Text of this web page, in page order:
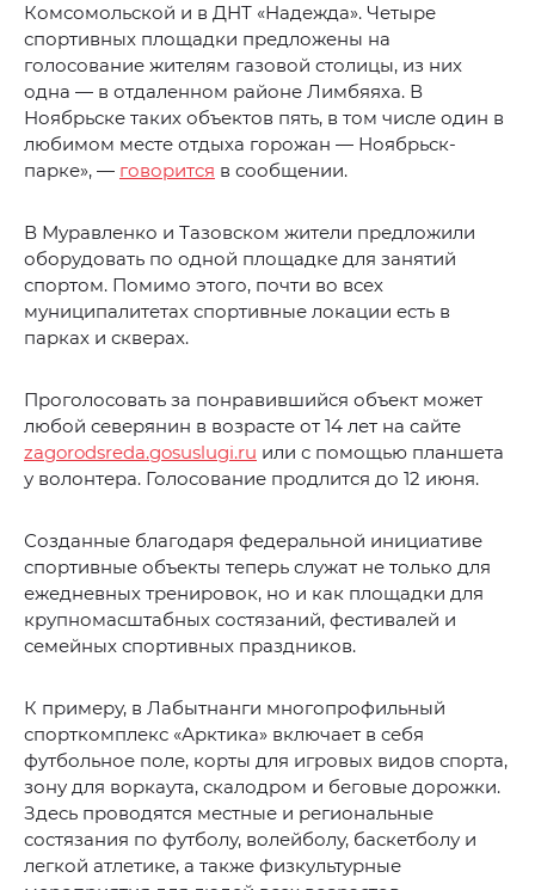
Комсомольской и в ДНТ «Надежда». Четыре
спортивных площадки предложены на
голосование жителям газовой столицы, из них
одна — в отдаленном районе Лимбяяха. В
Ноябрьске таких объектов пять, в том числе один в
любимом месте отдыха горожан — Ноябрьск-
парке», — говорится в сообщении.
В Муравленко и Тазовском жители предложили
оборудовать по одной площадке для занятий
спортом. Помимо этого, почти во всех
муниципалитетах спортивные локации есть в
парках и скверах.
Проголосовать за понравившийся объект может
любой северянин в возрасте от 14 лет на сайте
zagorodsreda.gosuslugi.ru или с помощью планшета
у волонтера. Голосование продлится до 12 июня.
Созданные благодаря федеральной инициативе
спортивные объекты теперь служат не только для
ежедневных тренировок, но и как площадки для
крупномасштабных состязаний, фестивалей и
семейных спортивных праздников.
К примеру, в Лабытнанги многопрофильный
спорткомплекс «Арктика» включает в себя
футбольное поле, корты для игровых видов спорта,
зону для воркаута, скалодром и беговые дорожки.
Здесь проводятся местные и региональные
состязания по футболу, волейболу, баскетболу и
легкой атлетике, а также физкультурные